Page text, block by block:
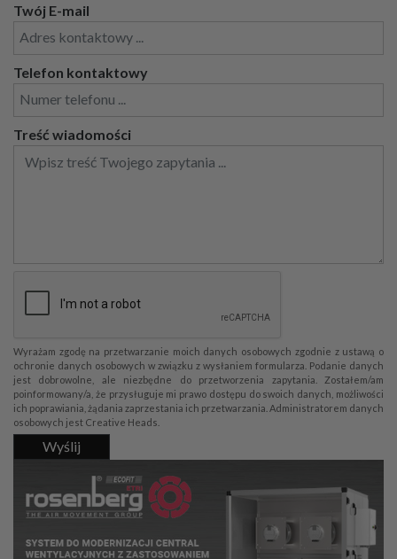
Twój E-mail
Telefon kontaktowy
Treść wiadomości
Wyrażam zgodę na przetwarzanie moich danych osobowych zgodnie z ustawą o
ochronie danych osobowych w związku z wysłaniem formularza. Podanie danych
jest dobrowolne, ale niezbędne do przetworzenia zapytania. Zostałem/am
poinformowany/a, że przysługuje mi prawo dostępu do swoich danych, możliwości
ich poprawiania, żądania zaprzestania ich przetwarzania. Administratorem danych
osobowych jest Creative Heads.
Wyślij